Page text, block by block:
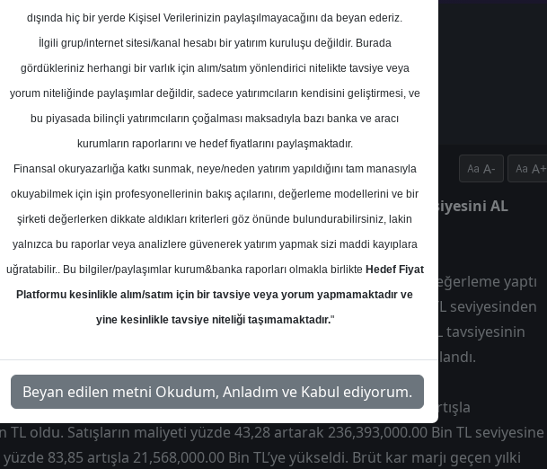
A- A+
için hedef fiyatını 426,43 TL'den 412,87 TL'ye indirdi, tavsiyesini AL
Hava Yolları için İNA yöntemini yüzde 100 ağırlıkla kullanarak değerleme yaptı
TL hedef fiyat belirledi. Raporda, daha önce belirlenen 426,43 TL seviyesinden
yapılan hedef fiyata karşın yüksek getiri potansiyeli nedeniyle AL tavsiyesinin
Son fiyata göre yükseliş potansiyeli yüzde 31,28 olarak hesaplandı.
hasılatı geçen yılın aynı dönemine göre yüzde 45,98 artışla
TL oldu. Satışların maliyeti yüzde 43,28 artarak 236,393,000.00 Bin TL seviyesine
83,85 artışla 21,568,000.00 Bin TL’ye yükseldi. Brüt kar marjı geçen yılki
dışında hiç bir yerde Kişisel Verilerinizin paylaşılmayacağını da beyan ederiz.
İlgili grup/internet sitesi/kanal hesabı bir yatırım kuruluşu değildir. Burada
gördükleriniz herhangi bir varlık için alım/satım yönlendirici nitelikte tavsiye veya
yorum niteliğinde paylaşımlar değildir, sadece yatırımcıların kendisini geliştirmesi, ve
bu piyasada bilinçli yatırımcıların çoğalması maksadıyla bazı banka ve aracı
kurumların raporlarını ve hedef fiyatlarını paylaşmaktadır.
Finansal okuryazarlığa katkı sunmak, neye/neden yatırım yapıldığını tam manasıyla
okuyabilmek için işin profesyonellerinin bakış açılarını, değerleme modellerini ve bir
şirketi değerlerken dikkate aldıkları kriterleri göz önünde bulundurabilirsiniz, lakin
yalnızca bu raporlar veya analizlere güvenerek yatırım yapmak sizi maddi kayıplara
uğratabilir.. Bu bilgiler/paylaşımlar kurum&banka raporları olmakla birlikte Hedef Fiyat
Platformu kesinlikle alım/satım için bir tavsiye veya yorum yapmamaktadır ve
yine kesinlikle tavsiye niteliği taşımamaktadır."
Beyan edilen metni Okudum, Anladım ve Kabul ediyorum.